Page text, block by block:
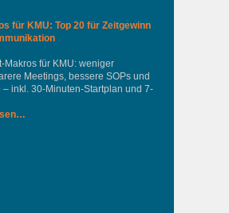
für KMU: Top 20 für Zeitgewinn
Makros für KMU: weniger
Meetings, bessere SOPs und
– inkl. 30-Minuten-Startplan und 7-